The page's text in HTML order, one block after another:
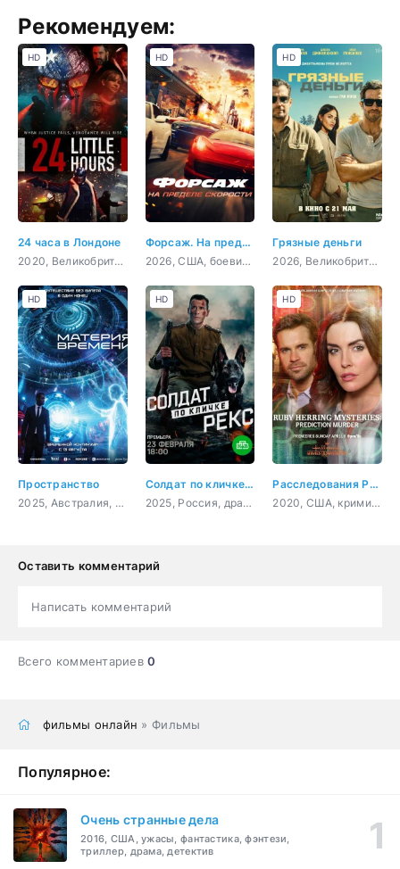
Рекомендуем:
24 часа в Лондоне
2020, Великобритания, боевик, триллер, драма, криминал
HD
Форсаж. На пределе скорости
2026, США, боевик, криминал
HD
Грязные деньги
2026, Великобритания, США, боевик, триллер
HD
Пространство
2025, Австралия, фантастика, триллер, криминал
HD
Солдат по кличке Рекс
2025, Россия, драма, военный
HD
Расследования Руби Херринг: Предсказание убийства
2020, США, криминал, детектив
HD
Оставить комментарий
Написать комментарий
Всего комментариев0
фильмы онлайн » Фильмы
Популярное:
Очень странные дела
2016, США, ужасы, фантастика, фэнтези,
триллер, драма, детектив